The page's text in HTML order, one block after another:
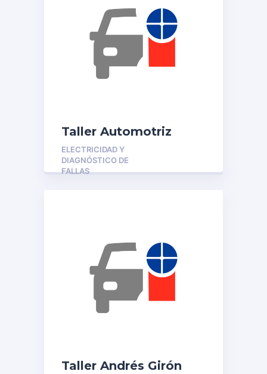
Taller Automotriz
Albert
ELECTRICIDAD Y
DIAGNÓSTICO DE
FALLAS
Taller Andrés Girón